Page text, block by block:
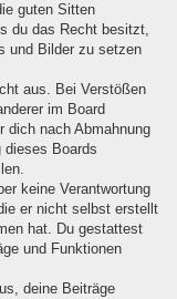
guten Sitten
du das Recht besitzt,
und Bilder zu setzen
aus. Bei Verstößen
im Board
dich nach Abmahnung
dieses Boards
keine Verantwortung
er nicht selbst erstellt
hat. Du gestattest
und Funktionen
deine Beiträge